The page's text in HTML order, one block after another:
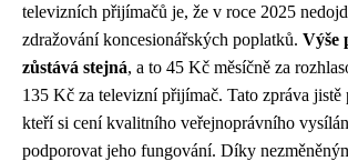
televizních přijímačů je, že v roce 2025
zdražování koncesionářských poplatků. Výše
zůstává stejná, a to 45 Kč měsíčně za
135 Kč za televizní přijímač. Tato zpráva jistě
kteří si cení kvalitního veřejnoprávního
podporovat jeho fungování. Díky